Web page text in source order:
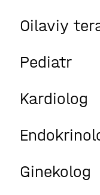
Oilaviy
Pediatr
Kardiolog
Ginekolog